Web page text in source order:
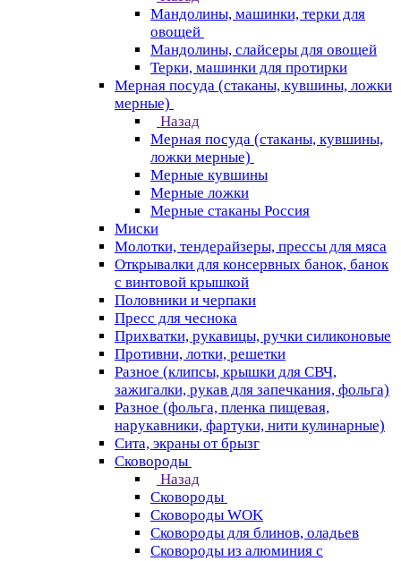
Мандолины, машинки, терки для
овощей
Мандолины, слайсеры для овощей
Терки, машинки для протирки
Мерная посуда (стаканы, кувшины, ложки
мерные)
Назад
Мерная посуда (стаканы, кувшины,
ложки мерные)
Мерные кувшины
Мерные ложки
Мерные стаканы Россия
Миски
Молотки, тендерайзеры, прессы для мяса
Открывалки для консервных банок, банок
с винтовой крышкой
Половники и черпаки
Пресс для чеснока
Прихватки, рукавицы, ручки силиконовые
Противни, лотки, решетки
Разное (клипсы, крышки для СВЧ,
зажигалки, рукав для запечкания, фольга)
Разное (фольга, пленка пищевая,
нарукавники, фартуки, нити кулинарные)
Сита, экраны от брызг
Сковороды
Назад
Сковороды
Сковороды WOK
Сковороды для блинов, оладьев
Сковороды из алюминия с